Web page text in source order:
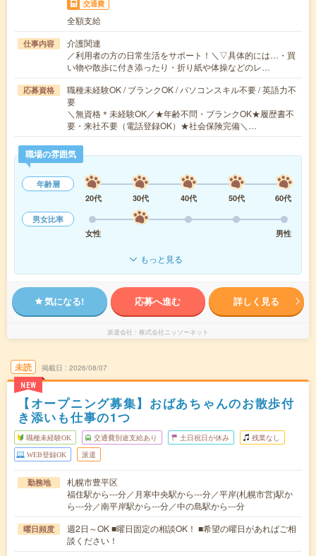
交通費
全額支給
仕事内容
介護関連
／利用者の方の日常生活をサポート！＼▽具体的には…・買
い物や散歩に付き添ったり・折り紙や体操などのレ…
応募資格
職種未経験OK / ブランクOK / パソコンスキル不要 / 英語力不
要
＼無資格＊未経験OK／★年齢不問・ブランクOK★履歴書不
要・来社不要（電話登録OK）★社会保険完備＼…
職場の雰囲気
年齢層
20代
30代 40代 50代
60代
男女比率
女性
男性
もっと見る
気になる! 応募へ進む 詳しく見る
派遣会社 株式会社ニッソーネット
未読
NEW
掲載日 2026/08/07
【オープニング募集】おばあちゃんのお散歩付
き添いも仕事の1つ
職種未経験OK 交通費別途支給あり 土日祝日が休み 残業なし
WEB登録OK 派遣
勤務地
札幌市豊平区
福住駅から---分／月寒中央駅から---分／平岸(札幌市営)駅か
ら---分／南平岸駅から---分／中の島駅から---分
曜日頻度
週2日～OK ■曜日固定の相談OK！ ■希望の曜日があればご相
談ください！